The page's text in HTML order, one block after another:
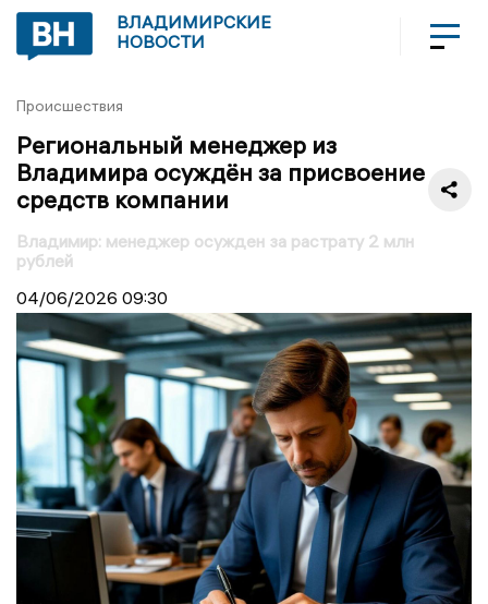
ВЛАДИМИРСКИЕ
НОВОСТИ
Происшествия
Региональный менеджер из
Владимира осуждён за присвоение
средств компании
Владимир: менеджер осужден за растрату 2 млн
рублей
04/06/2026 09:30